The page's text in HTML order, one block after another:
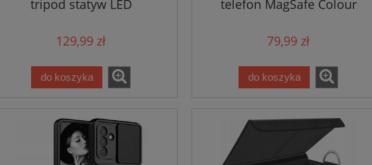
tripod statyw LED
129,99 zł
do koszyka
telefon MagSafe Colour
79,99 zł
do koszyka